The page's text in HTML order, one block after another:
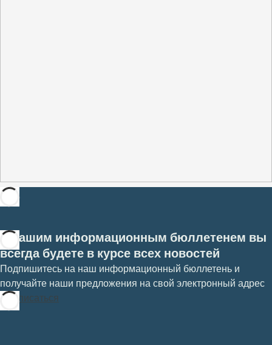
С нашим информационным бюллетенем вы
всегда будете в курсе всех новостей
Подпишитесь на наш информационный бюллетень и
получайте наши предложения на свой электронный адрес
Подписаться